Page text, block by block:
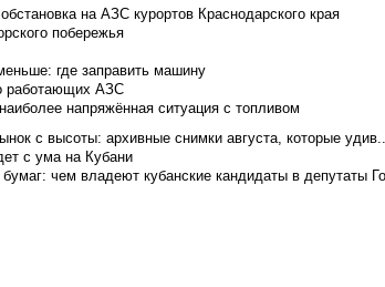
на АЗС курортов Краснодарского края
побережья
где заправить машину
работающих АЗС
напряжённая ситуация с топливом
с высоты: архивные снимки августа, которые
с ума на Кубани
чем владеют кубанские кандидаты в депутаты